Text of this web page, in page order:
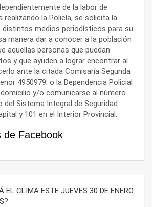
de la labor de
realizando la Policía, se solicita la
distintos medios periodísticos para su
manera dar a conocer a la población
aquellas personas que puedan
y que ayuden a lograr encontrar al
ante la citada Comisaría Segunda
4950979; o la Dependencia Policial
y/o comunicarse al número
Sistema Integral de Seguridad
y 101 en el Interior Provincial.
de Facebook
EL CLIMA ESTE JUEVES 30 DE ENERO